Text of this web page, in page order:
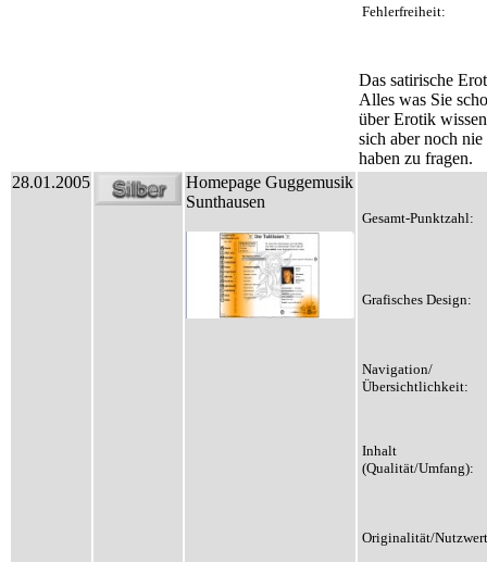
Fehlerfreiheit:
Das satirische
Alles was Sie
über Erotik
sich aber noch nie
haben zu fragen.
28.01.2005
Homepage Guggemusik
Sunthausen
Gesamt-Punktzahl:
Grafisches Design:
Navigation/
Übersichtlichkeit:
Inhalt
(Qualität/Umfang):
Originalität/